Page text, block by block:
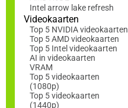
Intel arrow lake refresh
Videokaarten
Top 5 NVIDIA videokaarten
Top 5 AMD videokaarten
Top 5 Intel videokaarten
AI in videokaarten
VRAM
Top 5 videokaarten
(1080p)
Top 5 videokaarten
(1440p)